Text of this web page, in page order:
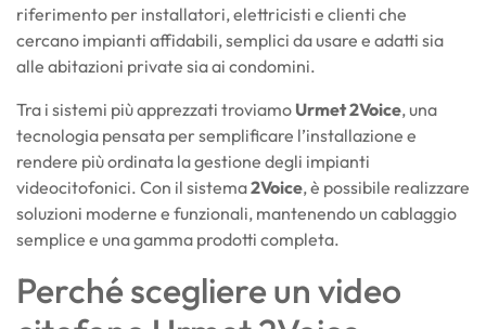
riferimento per installatori, elettricisti e clienti che
cercano impianti affidabili, semplici da usare e adatti sia
alle abitazioni private sia ai condomini.
Tra i sistemi più apprezzati troviamo Urmet 2Voice, una
tecnologia pensata per semplificare l’installazione e
rendere più ordinata la gestione degli impianti
videocitofonici. Con il sistema2Voice, è possibile realizzare
soluzioni moderne e funzionali, mantenendo un cablaggio
semplice e una gamma prodotti completa.
Perché scegliere un video